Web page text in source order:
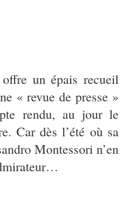
un épais recueil
« revue de presse »
rendu, au jour le
Car dès l’été où sa
Montessori n’en